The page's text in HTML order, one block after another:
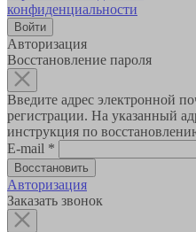
конфиденциальности
Авторизация
Восстановление пароля
Введите адрес электронной
регистрации. На указанный
инструкция по
E-mail *
Авторизация
Заказать звонок